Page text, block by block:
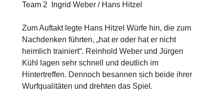
Team 2 Ingrid Weber / Hans Hitzel
Zum Auftakt legte Hans Hitzel Würfe hin, die zum
Nachdenken führten, „hat er oder hat er nicht
heimlich trainiert“. Reinhold Weber und Jürgen
Kühl lagen sehr schnell und deutlich im
Hintertreffen. Dennoch besannen sich beide ihrer
Wurfqualitäten und drehten das Spiel.